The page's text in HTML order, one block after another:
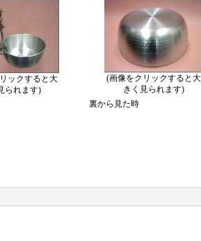
ックすると大
られます)
(画像をクリックすると大
きく見られます)
裏から見た時